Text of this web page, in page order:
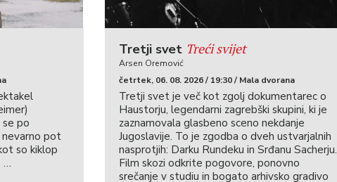
se po
nevarno pot
so kiklop
…
Tretji svet Treći svijet
Arsen Oremović
četrtek, 06. 08. 2026 / 19:30 / Mala dvorana
Tretji svet je več kot zgolj dokumentarec o
Haustorju, legendarni zagrebški skupini, ki je
zaznamovala glasbeno sceno nekdanje
Jugoslavije. To je zgodba o dveh ustvarjalnih
nasprotjih: Darku Rundeku in Srđanu Sacherju.
Film skozi odkrite pogovore, ponovno
srečanje v studiu in bogato arhivsko gradivo